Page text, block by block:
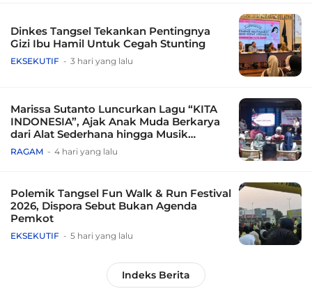
Dinkes Tangsel Tekankan Pentingnya
Gizi Ibu Hamil Untuk Cegah Stunting
EKSEKUTIF 3 hari yang lalu
Marissa Sutanto Luncurkan Lagu “KITA
INDONESIA”, Ajak Anak Muda Berkarya
dari Alat Sederhana hingga Musik
Tradisional
RAGAM 4 hari yang lalu
Polemik Tangsel Fun Walk & Run Festival
2026, Dispora Sebut Bukan Agenda
Pemkot
EKSEKUTIF 5 hari yang lalu
Indeks Berita